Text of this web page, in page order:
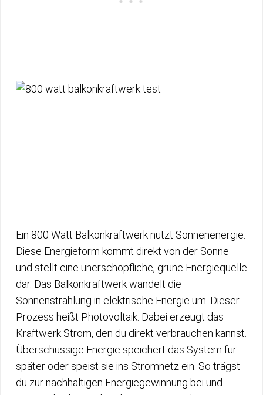
Ein 800 Watt Balkonkraftwerk nutzt Sonnenenergie.
Diese Energieform kommt direkt von der Sonne
und stellt eine unerschöpfliche, grüne Energiequelle
dar. Das Balkonkraftwerk wandelt die
Sonnenstrahlung in elektrische Energie um. Dieser
Prozess heißt Photovoltaik. Dabei erzeugt das
Kraftwerk Strom, den du direkt verbrauchen kannst.
Überschüssige Energie speichert das System für
später oder speist sie ins Stromnetz ein. So trägst
du zur nachhaltigen Energiegewinnung bei und